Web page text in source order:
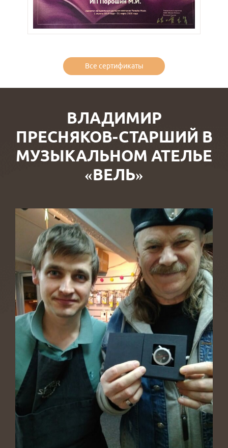
Все сертификаты
ВЛАДИМИР
ПРЕСНЯКОВ-СТАРШИЙ В
МУЗЫКАЛЬНОМ АТЕЛЬЕ
«ВЕЛЬ»